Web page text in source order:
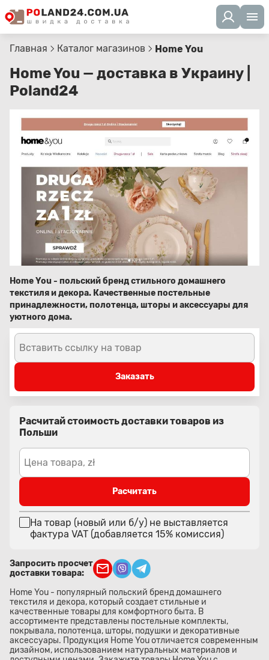
Главная Каталог магазинов Home You
Home You — доставка в Украину |
Poland24
Home You - польский бренд стильного домашнего
текстиля и декора. Качественные постельные
принадлежности, полотенца, шторы и аксессуары для
уютного дома.
Вставить ссылку на товар
Заказать
Расчитай стоимость доставки товаров из
Польши
Цена товара, zł
Расчитать
На товар (новый или б/у) не выставляется
фактура VAT (добавляется 15% комиссия)
Запросить просчет
доставки товара:
Home You - популярный польский бренд домашнего
текстиля и декора, который создает стильные и
качественные товары для комфортного быта. В
ассортименте представлены постельные комплекты,
покрывала, полотенца, шторы, подушки и декоративные
аксессуары. Продукция Home You отличается современным
дизайном, использованием натуральных материалов и